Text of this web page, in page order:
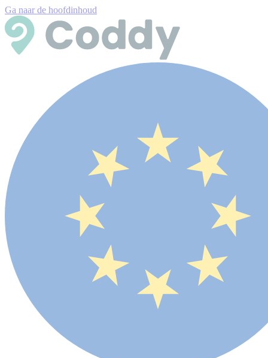
Ga naar de hoofdinhoud